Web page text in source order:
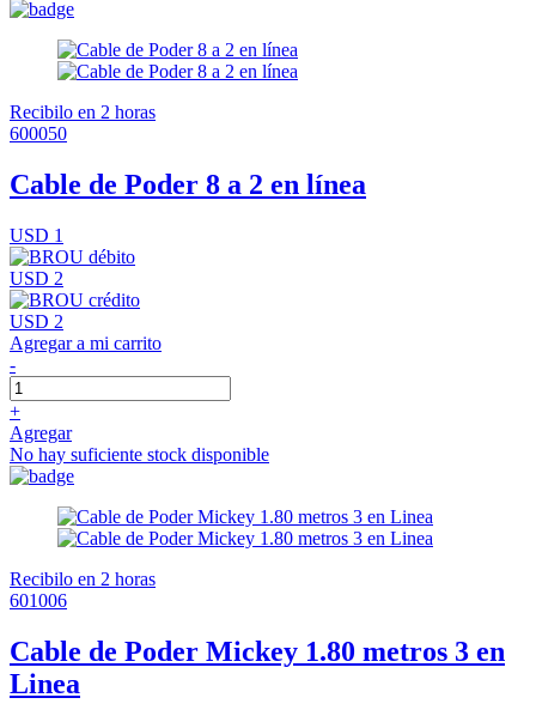
Recibilo en 2 horas
600050
Cable de Poder 8 a 2 en línea
USD 1
USD 2
USD 2
Agregar a mi carrito
-
+
Agregar
No hay suficiente stock disponible
Recibilo en 2 horas
601006
Cable de Poder Mickey 1.80 metros 3 en
Linea